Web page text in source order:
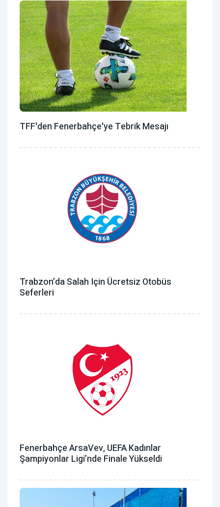
TFF'den Fenerbahçe'ye Tebrik Mesajı
Trabzon’da Salah Için Ücretsiz Otobüs
Seferleri
Fenerbahçe ArsaVev, UEFA Kadınlar
Şampiyonlar Ligi’nde Finale Yükseldi